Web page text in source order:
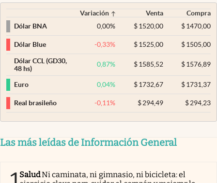
Variación Venta
Compra
Dólar BNA
0,00% $ 1520,00 $1470,00
Dólar Blue -0,33% $ 1525,00 $1505,00
Dólar CCL (GD30,
48 hs)
0,87% $ 1585,52 $1576,89
Euro 0,04% $ 1732,67 $1731,37
Real brasileño -0,11% $ 294,49 $294,23
Las más leídas de Información General
SaludNi caminata, ni gimnasio, ni bicicleta: el